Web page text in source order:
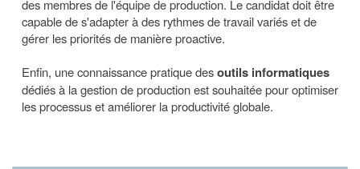
des membres de l'équipe de production. Le candidat doit être
capable de s'adapter à des rythmes de travail variés et de
gérer les priorités de manière proactive.
Enfin, une connaissance pratique desoutils informatiques
dédiés à la gestion de production est souhaitée pour optimiser
les processus et améliorer la productivité globale.